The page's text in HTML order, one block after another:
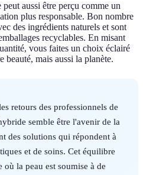
aussi être perçu comme un
plus responsable. Bon nombre
des ingrédients naturels et sont
recyclables. En misant
vous faites un choix éclairé
mais aussi la planète.
retours des professionnels de
semble être l'avenir de la
des solutions qui répondent à
et de soins. Cet équilibre
où la peau est soumise à de